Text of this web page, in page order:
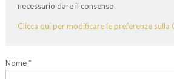
necessario dare il consenso.
Clicca qui per modificare le preferenze sulla
Nome *